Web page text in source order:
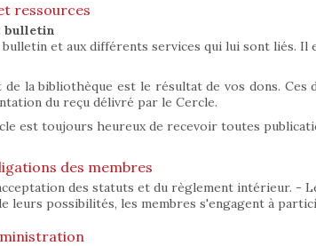
ressources
bulletin
et aux différents services qui lui sont liés. Il
de la bibliothèque est le résultat de vos dons.
du reçu délivré par le Cercle.
est toujours heureux de recevoir toutes
des membres
des statuts et du règlement intérieur. -
leurs possibilités, les membres s'engagent à